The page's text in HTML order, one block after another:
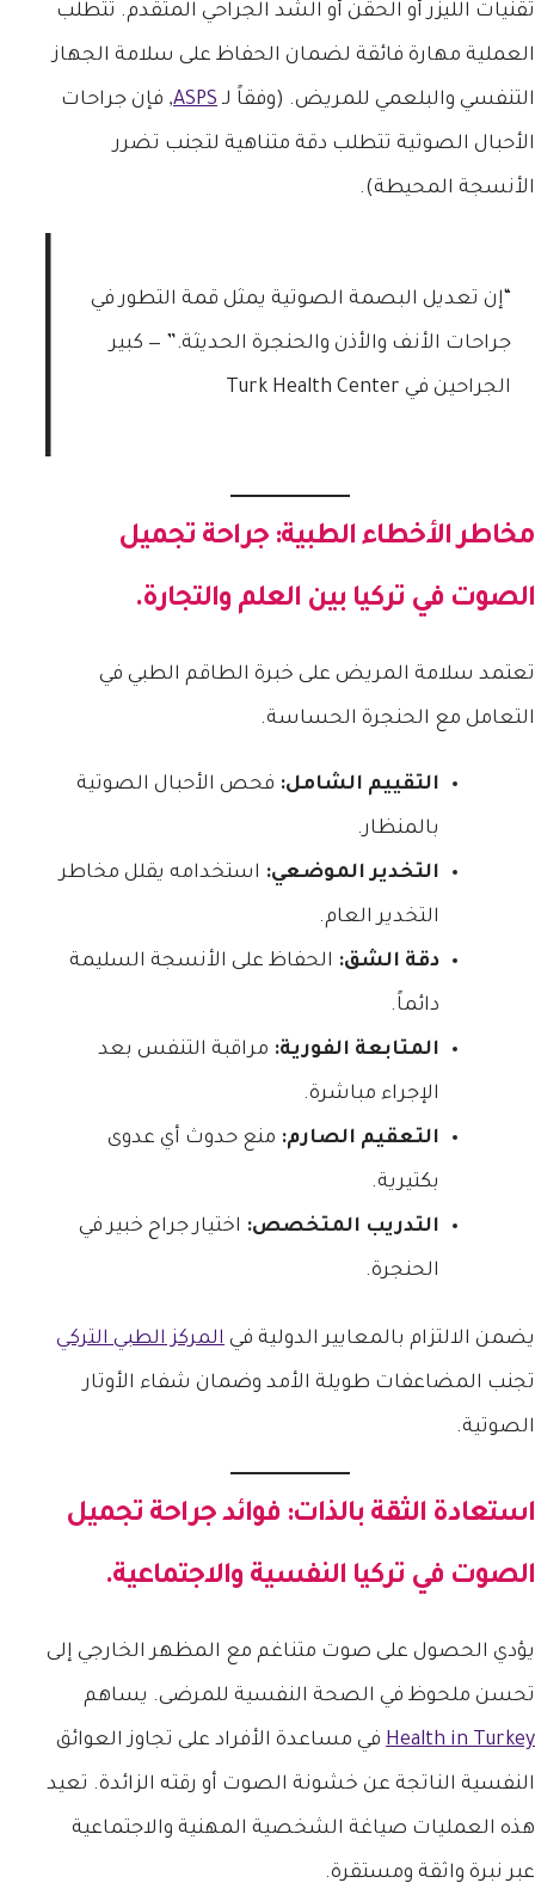
تقنيات الليزر أو الحقن أو الشد الجراحي المتقدم. تتطلب
العملية مهارة فائقة لضمان الحفاظ على سلامة الجهاز
التنفسي والبلعمي للمريض. (وفقاً لـ ASPS, فإن جراحات
الأحبال الصوتية تتطلب دقة متناهية لتجنب تضرر
الأنسجة المحيطة).
“إن تعديل البصمة الصوتية يمثل قمة التطور في
جراحات الأنف والأذن والحنجرة الحديثة.” — كبير
الجراحين في Turk Health Center
مخاطر الأخطاء الطبية: جراحة تجميل
الصوت في تركيا بين العلم والتجارة.
تعتمد سلامة المريض على خبرة الطاقم الطبي في
التعامل مع الحنجرة الحساسة.
التقييم الشامل: فحص الأحبال الصوتية
بالمنظار.
التخدير الموضعي: استخدامه يقلل مخاطر
التخدير العام.
دقة الشق: الحفاظ على الأنسجة السليمة
دائماً.
المتابعة الفورية: مراقبة التنفس بعد
الإجراء مباشرة.
التعقيم الصارم: منع حدوث أي عدوى
بكتيرية.
التدريب المتخصص: اختيار جراح خبير في
الحنجرة.
يضمن الالتزام بالمعايير الدولية في المركز الطبي التركي
تجنب المضاعفات طويلة الأمد وضمان شفاء الأوتار
الصوتية.
استعادة الثقة بالذات: فوائد جراحة تجميل
الصوت في تركيا النفسية والاجتماعية.
يؤدي الحصول على صوت متناغم مع المظهر الخارجي إلى
تحسن ملحوظ في الصحة النفسية للمرضى. يساهم
Health in Turkey في مساعدة الأفراد على تجاوز العوائق
النفسية الناتجة عن خشونة الصوت أو رقته الزائدة. تعيد
هذه العمليات صياغة الشخصية المهنية والاجتماعية
عبر نبرة واثقة ومستقرة.